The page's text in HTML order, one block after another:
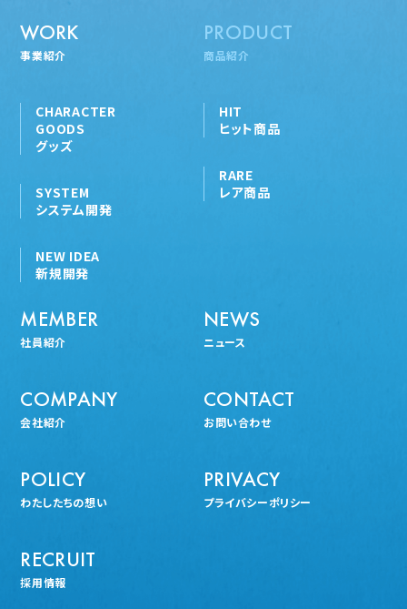
WORK
事業紹介
CHARACTER
GOODS
グッズ
SYSTEM
システム開発
NEW IDEA
新規開発
PRODUCT
商品紹介
HIT
ヒット商品
RARE
レア商品
MEMBER
社員紹介
COMPANY
会社紹介
POLICY
わたしたちの想い
RECRUIT
採用情報
NEWS
ニュース
CONTACT
お問い合わせ
PRIVACY
プライバシーポリシー